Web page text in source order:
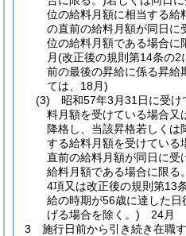
位の給料月額に相当する給
の直前の給料月額が同日に
位の給料月額である場合に
月(改正後の規則第14条の2
前の最後の昇給に係る昇給
ては、18月)
(3)
昭和57年3月31日に受
料月額を受けている場合又
降格し、当該昇格若しく
する給料月額を受けている
直前の給料月額が同日に受
給料月額である場合に限る
4項又は改正後の規則第13
給の時期が56歳に達した
げる場合を除く。) 24月
3
施行日前から引き続き在職